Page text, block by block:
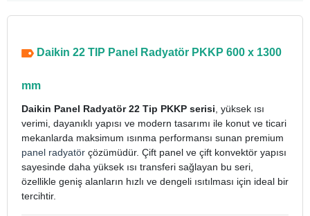
Daikin 22 TIP Panel Radyatör PKKP 600 x 1300
mm
Daikin Panel Radyatör 22 Tip PKKP serisi , yüksek ısı
verimi, dayanıklı yapısı ve modern tasarımı ile konut ve ticari
mekanlarda maksimum ısınma performansı sunan premium
panel radyatör çözümüdür. Çift panel ve çift konvektör yapısı
sayesinde daha yüksek ısı transferi sağlayan bu seri,
özellikle geniş alanların hızlı ve dengeli ısıtılması için ideal bir
tercihtir.